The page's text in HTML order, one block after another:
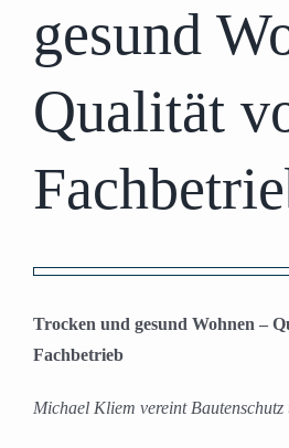
gesund
Qualität
grösseres
Bild
Trocken und gesund Wohnen –
Fachbetrieb
Michael Kliem vereint